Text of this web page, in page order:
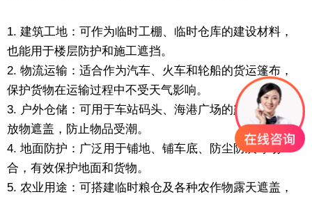
1. 建筑工地：可作为临时工棚、临时仓库的建设材料，
也能用于楼层防护和施工遮挡。
2. 物流运输：适合作为汽车、火车和轮船的货运篷布，
保护货物在运输过程中不受天气影响。
3. 户外仓储：可用于车站码头、海港广场的露天仓库堆
放物遮盖，防止物品受潮。
4. 地面防护：广泛用于铺地、铺车底、防尘防灰等场
合，有效保护地面和货物。
5. 农业用途：可搭建临时粮仓及各种农作物露天遮盖，